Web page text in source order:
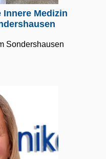
Innere Medizin
Sondershausen